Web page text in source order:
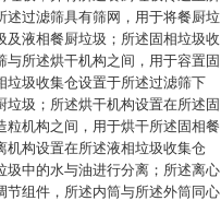
述过滤筛具有筛网，用于将餐厨垃
及液相餐厨垃圾；所述固相垃圾收
与所述烘干机构之间，用于容置固
垃圾收集仓设置于所述过滤筛下
垃圾；所述烘干机构设置在所述固
粒机构之间，用于烘干所述固相餐
机构设置在所述液相垃圾收集仓
圾中的水与油进行分离；所述离心
节组件，所述内筒与所述外筒同心